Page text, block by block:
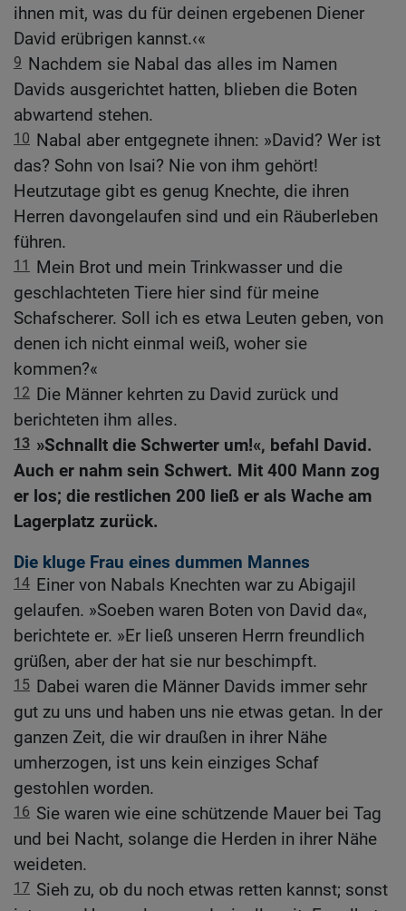
ihnen mit, was du für deinen ergebenen Diener
David erübrigen kannst.‹«
9 Nachdem sie Nabal das alles im Namen
Davids ausgerichtet hatten, blieben die Boten
abwartend stehen.
10 Nabal aber entgegnete ihnen: »David? Wer ist
das? Sohn von Isai? Nie von ihm gehört!
Heutzutage gibt es genug Knechte, die ihren
Herren davongelaufen sind und ein Räuberleben
führen.
11
Mein Brot und mein Trinkwasser und die
geschlachteten Tiere hier sind für meine
Schafscherer. Soll ich es etwa Leuten geben, von
denen ich nicht einmal weiß, woher sie
kommen?«
12 Die Männer kehrten zu David zurück und
berichteten ihm alles.
13 »Schnallt die Schwerter um!«, befahl David.
Auch er nahm sein Schwert. Mit 400 Mann zog
er los; die restlichen 200 ließ er als Wache am
Lagerplatz zurück.
Die kluge Frau eines dummen Mannes
14 Einer von Nabals Knechten war zu Abigajil
gelaufen. »Soeben waren Boten von David da«,
berichtete er. »Er ließ unseren Herrn freundlich
grüßen, aber der hat sie nur beschimpft.
15 Dabei waren die Männer Davids immer sehr
gut zu uns und haben uns nie etwas getan. In der
ganzen Zeit, die wir draußen in ihrer Nähe
umherzogen, ist uns kein einziges Schaf
gestohlen worden.
16 Sie waren wie eine schützende Mauer bei Tag
und bei Nacht, solange die Herden in ihrer Nähe
weideten.
17 Sieh zu, ob du noch etwas retten kannst; sonst